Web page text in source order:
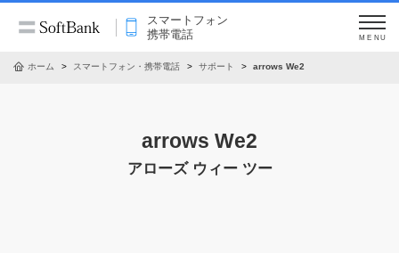
スマートフォン
携帯電話
MENU
ホーム スマートフォン・携帯電話 サポート arrows We2
arrows We2
アローズ ウィー ツー